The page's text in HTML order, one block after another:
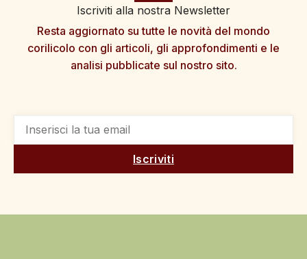
Iscriviti alla nostra Newsletter
Resta aggiornato su tutte le novità del mondo
corilicolo con gli articoli, gli approfondimenti e le
analisi pubblicate sul nostro sito.
Iscriviti